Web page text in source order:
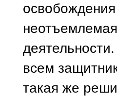
всем
такая же